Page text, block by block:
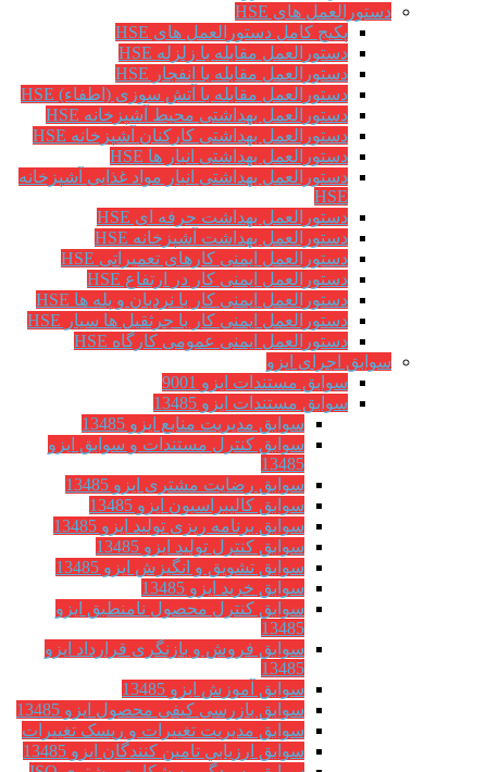
دستورالعمل های HSE
پکیج کامل دستورالعمل های HSE
دستورالعمل مقابله با زلزله HSE
دستورالعمل مقابله با انفجار HSE
دستورالعمل مقابله با آتش سوزی (اطفاء) HSE
دستورالعمل بهداشتی محیط آشپزخانه HSE
دستورالعمل بهداشتی کارکنان آشپزخانه HSE
دستورالعمل بهداشتی انبار ها HSE
دستورالعمل بهداشتی انبار مواد غذایی آشپزخانه
HSE
دستورالعمل بهداشت حرفه ای HSE
دستورالعمل بهداشت آشپزخانه HSE
دستورالعمل ایمنی کارهای تعمیراتی HSE
دستورالعمل ایمنی کار در ارتفاع HSE
دستورالعمل ایمنی کار با نردبان و پله ها HSE
دستورالعمل ایمنی کار با جرثقیل ها سیار HSE
دستورالعمل ایمنی عمومی کارگاه HSE
سوابق اجرای ایزو
سوابق مستندات ایزو 9001
سوابق مستندات ایزو 13485
سوابق مدیریت منابع ایزو 13485
سوابق کنترل مستندات و سوابق ایزو
13485
سوابق رضایت مشتری ایزو 13485
سوابق كاليبراسيون ایزو 13485
سوابق برنامه ریزی تولید ایزو 13485
سوابق کنترل تولید ایزو 13485
سوابق تشویق و انگیزش ایزو 13485
سوابق خرید ایزو 13485
سوابق کنترل محصول نامنطبق ایزو
13485
سوابق فروش و بازنگری قرارداد ایزو
13485
سوابق آموزش ایزو 13485
سوابق بازرسی کیفی محصول ایزو 13485
سوابق مدیریت تغییرات و ریسک تغییرات
سوابق ارزيابي تامين كنندگان ایزو 13485